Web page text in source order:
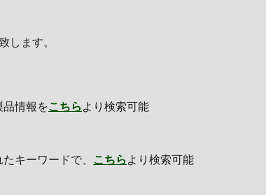
します。
品情報をこちら より検索可能
キーワードで、
こちら より検索可能